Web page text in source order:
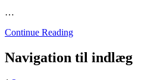
…
Continue Reading
Navigation til indlæg